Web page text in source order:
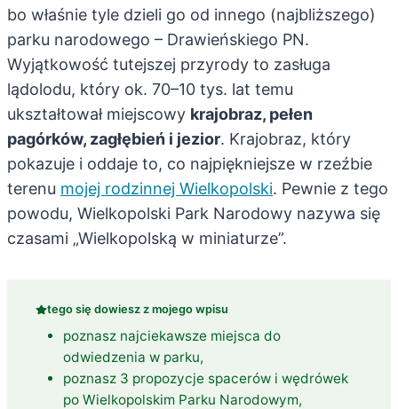
bo właśnie tyle dzieli go od innego (najbliższego)
parku narodowego – Drawieńskiego PN.
Wyjątkowość tutejszej przyrody to zasługa
lądolodu, który ok. 70–10 tys. lat temu
ukształtował miejscowy krajobraz, pełen
pagórków, zagłębień i jezior. Krajobraz, który
pokazuje i oddaje to, co najpiękniejsze w rzeźbie
terenu mojej rodzinnej Wielkopolski. Pewnie z tego
powodu, Wielkopolski Park Narodowy nazywa się
czasami „Wielkopolską w miniaturze”.
tego się dowiesz z mojego wpisu
poznasz najciekawsze miejsca do
odwiedzenia w parku,
poznasz 3 propozycje spacerów i wędrówek
po Wielkopolskim Parku Narodowym,